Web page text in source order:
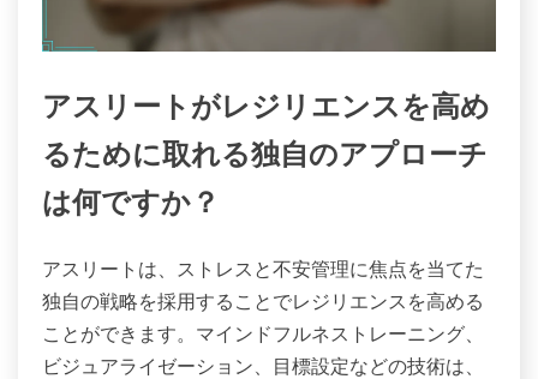
アスリートがレジリエンスを高め
るために取れる独自のアプローチ
は何ですか？
アスリートは、ストレスと不安管理に焦点を当てた
独自の戦略を採用することでレジリエンスを高める
ことができます。マインドフルネストレーニング、
ビジュアライゼーション、目標設定などの技術は、